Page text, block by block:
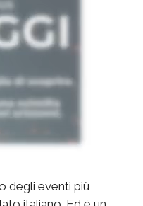
degli eventi più